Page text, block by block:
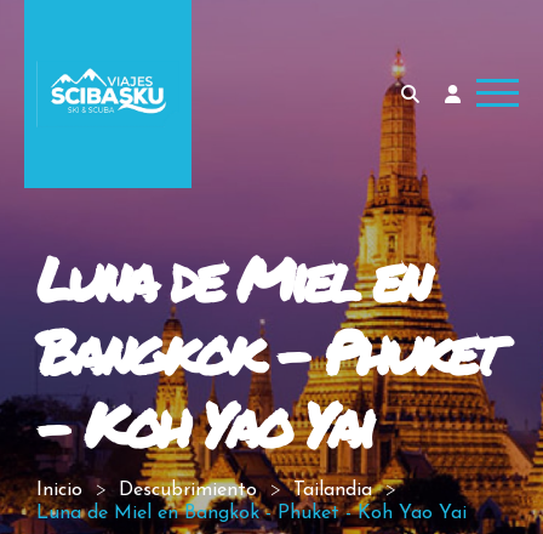
Luna de Miel en
Bangkok - Phuket
- Koh Yao Yai
Inicio Descubrimiento
Tailandia
Luna de Miel en Bangkok - Phuket - Koh Yao Yai